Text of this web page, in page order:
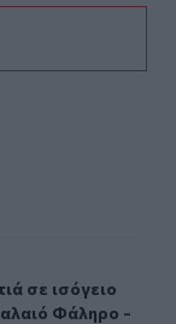
στο
σε ισόγειο
σε ισόγειο
Φάληρο -